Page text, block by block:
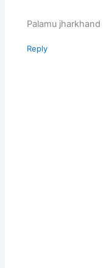
Palamu jharkhand
Reply